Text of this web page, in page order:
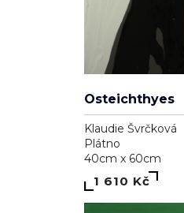
Osteichthyes
Klaudie Švrčková
Plátno
40cm x 60cm
1 610 Kč